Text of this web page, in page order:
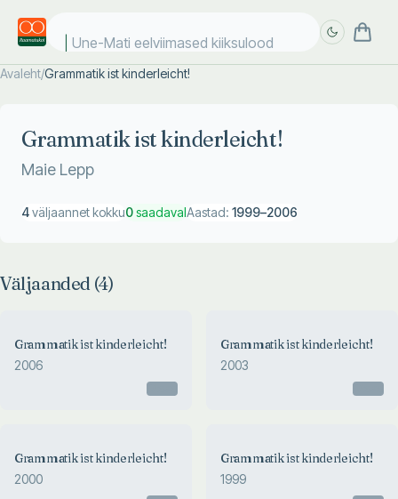
Une-Mati eelviimased kiiksulood
Avaleht/Grammatik ist kinderleicht!
Grammatik ist kinderleicht!
Maie Lepp
4väljaannet kokku0saadavalAastad: 1999–2006
Väljaanded (4)
Grammatik ist kinderleicht!
2006
Grammatik ist kinderleicht!
2003
Grammatik ist kinderleicht!
2000
Grammatik ist kinderleicht!
1999